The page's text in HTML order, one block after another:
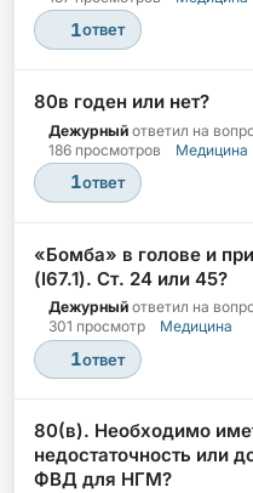
1ответ
80в годен или нет?
Дежурный ответил на
186 просмотров
Медицина
1ответ
«Бомба» в голове и
(I67.1). Ст. 24 или 45?
Дежурный ответил на
301 просмотр
Медицина
1ответ
80(в). Необходимо
недостаточность или
ФВД для НГМ?